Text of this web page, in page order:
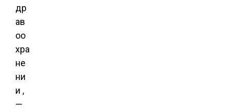
др
ав
оо
хра
не
ни
и ,
—